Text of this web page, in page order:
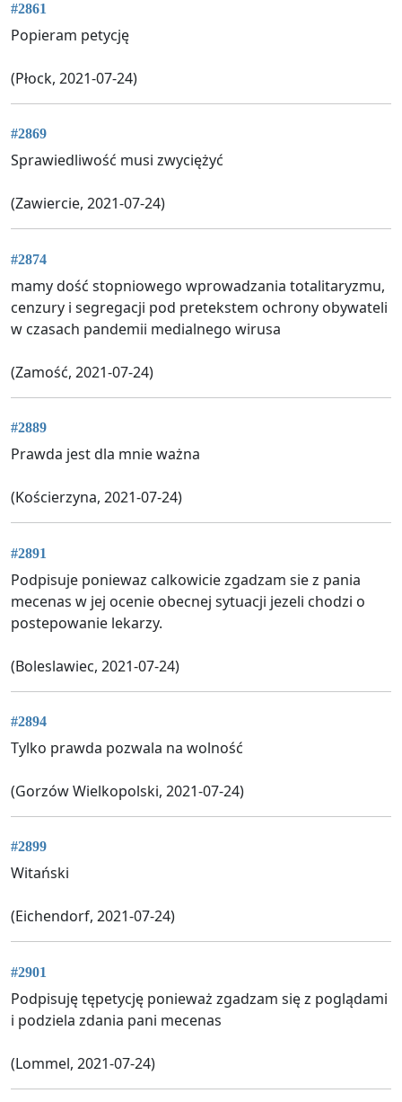
#2861
Popieram petycję
(Płock, 2021-07-24)
#2869
Sprawiedliwość musi zwyciężyć
(Zawiercie, 2021-07-24)
#2874
mamy dość stopniowego wprowadzania totalitaryzmu,
cenzury i segregacji pod pretekstem ochrony obywateli
w czasach pandemii medialnego wirusa
(Zamość, 2021-07-24)
#2889
Prawda jest dla mnie ważna
(Kościerzyna, 2021-07-24)
#2891
Podpisuje poniewaz calkowicie zgadzam sie z pania
mecenas w jej ocenie obecnej sytuacji jezeli chodzi o
postepowanie lekarzy.
(Boleslawiec, 2021-07-24)
#2894
Tylko prawda pozwala na wolność
(Gorzów Wielkopolski, 2021-07-24)
#2899
Witański
(Eichendorf, 2021-07-24)
#2901
Podpisuję tępetycję ponieważ zgadzam się z poglądami
i podziela zdania pani mecenas
(Lommel, 2021-07-24)